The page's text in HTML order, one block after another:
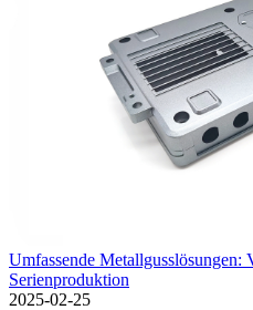
Umfassende
Serienproduktion
2025-02-25